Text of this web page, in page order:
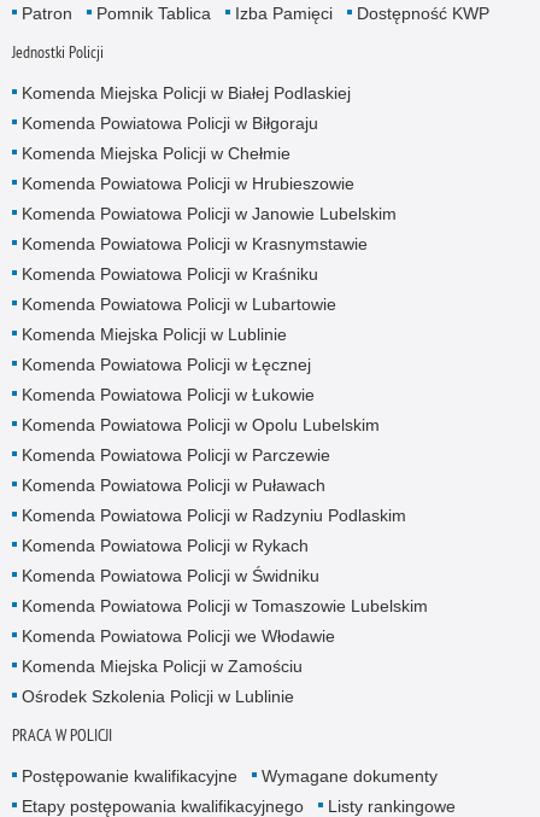
Patron
Pomnik Tablica Izba Pamięci Dostępność KWP
Jednostki Policji
Komenda Miejska Policji w Białej Podlaskiej
Komenda Powiatowa Policji w Biłgoraju
Komenda Miejska Policji w Chełmie
Komenda Powiatowa Policji w Hrubieszowie
Komenda Powiatowa Policji w Janowie Lubelskim
Komenda Powiatowa Policji w Krasnymstawie
Komenda Powiatowa Policji w Kraśniku
Komenda Powiatowa Policji w Lubartowie
Komenda Miejska Policji w Lublinie
Komenda Powiatowa Policji w Łęcznej
Komenda Powiatowa Policji w Łukowie
Komenda Powiatowa Policji w Opolu Lubelskim
Komenda Powiatowa Policji w Parczewie
Komenda Powiatowa Policji w Puławach
Komenda Powiatowa Policji w Radzyniu Podlaskim
Komenda Powiatowa Policji w Rykach
Komenda Powiatowa Policji w Świdniku
Komenda Powiatowa Policji w Tomaszowie Lubelskim
Komenda Powiatowa Policji we Włodawie
Komenda Miejska Policji w Zamościu
Ośrodek Szkolenia Policji w Lublinie
PRACA W POLICJI
Postępowanie kwalifikacyjne
Wymagane dokumenty
Etapy postępowania kwalifikacyjnego
Listy rankingowe